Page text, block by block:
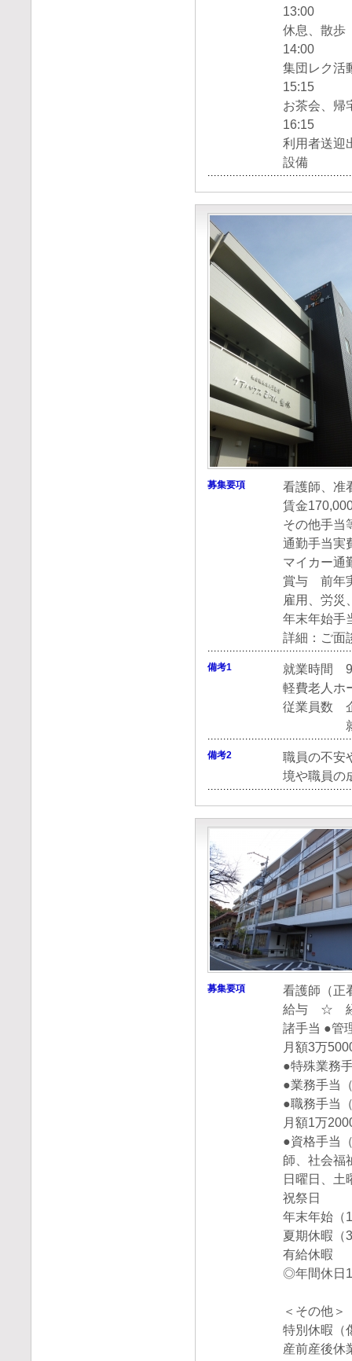
13:00
休息、散歩
14:00
集団レク活
15:15
お茶会、帰
16:15
利用者送迎
設備
募集要項
看護師、准
賃金
その他手
通勤手当実
マイカー通
賞与 前年
雇用、労
年末年始手
詳細：ご面
備考1
就業時間
軽費老人ホ
従業員数
就業
備考2
職員の不安
境や職員の
募集要項
看護師（正
給与 ☆ 経
諸手当 ●管
月額3万
●特殊業務
●業務手当
●職務手当
月額1万
●資格手当
師、社会福
日曜日、土
祝祭日
年末年始（
夏期休暇（
有給休暇
◎年間休日
＜その他＞
特別休暇（
産前産後休